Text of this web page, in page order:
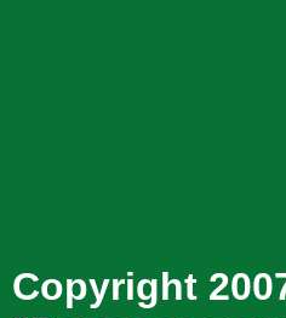
Copyright